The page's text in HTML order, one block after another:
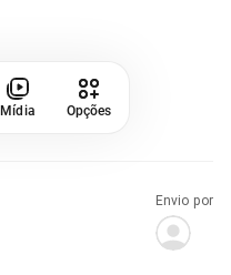
Mídia Opções
Envio por